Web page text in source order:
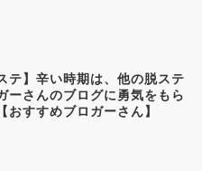
テ】辛い時期は、他の脱ステ
ーさんのブログに勇気をもら
おすすめブロガーさん】